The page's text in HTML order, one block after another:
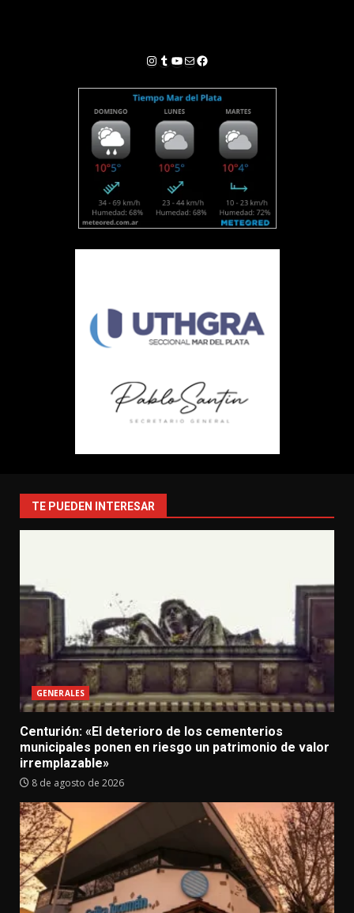
Instagram
Tumblr
YouTube
Correo electrónico
Facebook
TE PUEDEN INTERESAR
GENERALES
Centurión: «El deterioro de los cementerios
municipales ponen en riesgo un patrimonio de valor
irremplazable»
8 de agosto de 2026